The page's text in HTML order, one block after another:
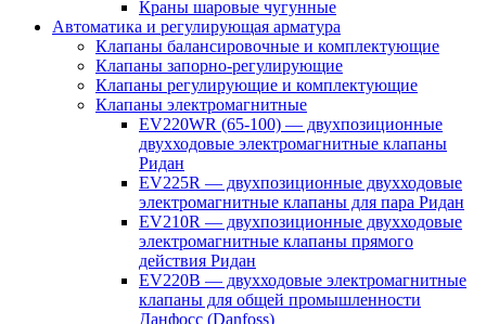
Краны шаровые чугунные
Автоматика и регулирующая арматура
Клапаны балансировочные и комплектующие
Клапаны запорно-регулирующие
Клапаны регулирующие и комплектующие
Клапаны электромагнитные
EV220WR (65-100) — двухпозиционные
двухходовые электромагнитные клапаны
Ридан
EV225R — двухпозиционные двухходовые
электромагнитные клапаны для пара Ридан
EV210R — двухпозиционные двухходовые
электромагнитные клапаны прямого
действия Ридан
EV220B — двухходовые электромагнитные
клапаны для общей промышленности
Данфосс (Danfoss)